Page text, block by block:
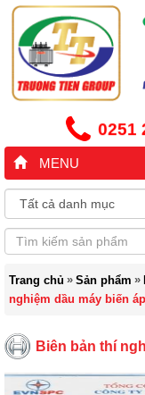
0251
MENU
Trang chủ » Sản phẩm »
nghiệm dầu máy biến áp
Biên bản thí